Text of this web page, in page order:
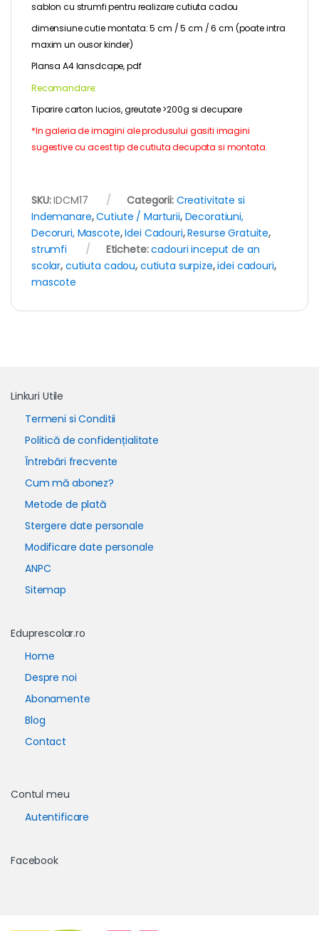
sablon cu strumfi pentru realizare cutiuta cadou
dimensiune cutie montata: 5 cm / 5 cm / 6 cm (poate intra
maxim un ousor kinder)
Plansa A4 lansdcape, pdf
Recomandare:
Tiparire carton lucios, greutate >200g si decupare
*In galeria de imagini ale produsului gasiti imagini
sugestive cu acest tip de cutiuta decupata si montata.
SKU:IDCM17 Categorii: Creativitate si
Indemanare,Cutiute / Marturii, Decoratiuni,
Decoruri, Mascote,Idei Cadouri,Resurse Gratuite,
strumfi
Etichete:cadouri inceput de an
scolar, cutiuta cadou, cutiuta surpize,idei cadouri,
mascote
Linkuri Utile
Termeni si Conditii
Politică de confidențialitate
Întrebări frecvente
Cum mă abonez?
Metode de plată
Stergere date personale
Modificare date personale
ANPC
Sitemap
Eduprescolar.ro
Home
Despre noi
Abonamente
Blog
Contact
Contul meu
Autentificare
Facebook